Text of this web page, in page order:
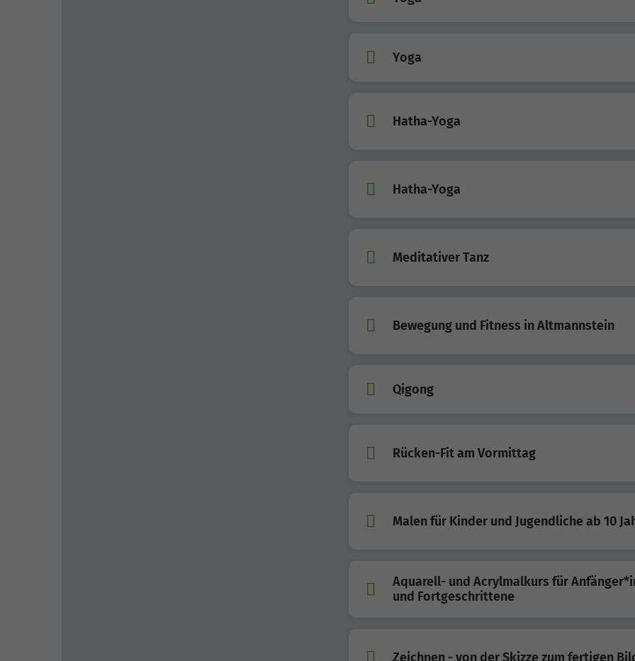
Yoga
Hatha-Yoga
Hatha-Yoga
Meditativer Tanz
Bewegung und Fitness in Altmannstein
Qigong
Rücken-Fit am Vormittag
Malen für Kinder und Jugendliche ab 10
Aquarell- und Acrylmalkurs für
und Fortgeschrittene
Zeichnen - von der Skizze zum fertigen